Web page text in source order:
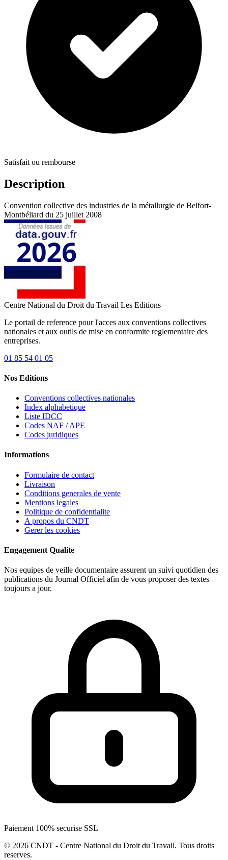
Satisfait ou rembourse
Description
Convention collective des industries de la métallurgie de Belfort-
Montbéliard du 25 juillet 2008
Centre National du Droit du Travail Les Editions
Le portail de reference pour l'acces aux conventions collectives
nationales et aux outils de mise en conformite reglementaire des
entreprises.
01 85 54 01 05
Nos Editions
Conventions collectives nationales
Index alphabetique
Liste IDCC
Codes NAF / APE
Codes juridiques
Informations
Formulaire de contact
Livraison
Conditions generales de vente
Mentions legales
Politique de confidentialite
A propos du CNDT
Gerer les cookies
Engagement Qualite
Nos equipes de veille documentaire assurent un suivi quotidien des
publications du Journal Officiel afin de vous proposer des textes
toujours a jour.
Paiement 100% securise SSL
© 2026 CNDT - Centre National du Droit du Travail. Tous droits
reserves.